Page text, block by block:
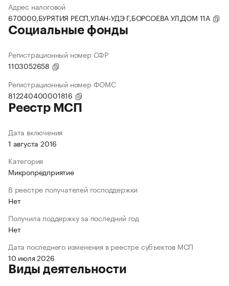
Адрес налоговой
670000,БУРЯТИЯ РЕСП,УЛАН-УДЭ Г,БОРСОЕВА УЛ,ДОМ 11А
Социальные фонды
Регистрационный номер СФР
1103052658
Регистрационный номер ФОМС
812240400001816
Реестр МСП
Дата включения
1 августа 2016
Категория
Микропредприятие
В реестре получателей господдержки
Нет
Получила поддержку за последний год
Нет
Дата последнего изменения в реестре субъектов МСП
10 июля 2026
Виды деятельности